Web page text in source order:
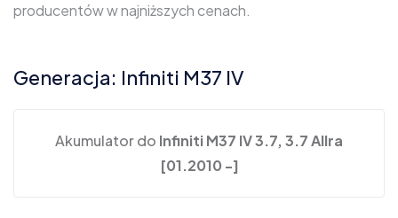
producentów w najniższych cenach.
Generacja: Infiniti M37 IV
Akumulator do Infiniti M37 IV 3.7, 3.7 Allra
[01.2010 -]